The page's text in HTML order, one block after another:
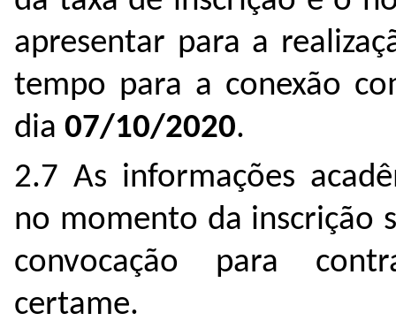
apresentar para a
tempo para a conexão
dia 07/10/2020.
2.7 As informações
no momento da inscrição
convocação para
certame.